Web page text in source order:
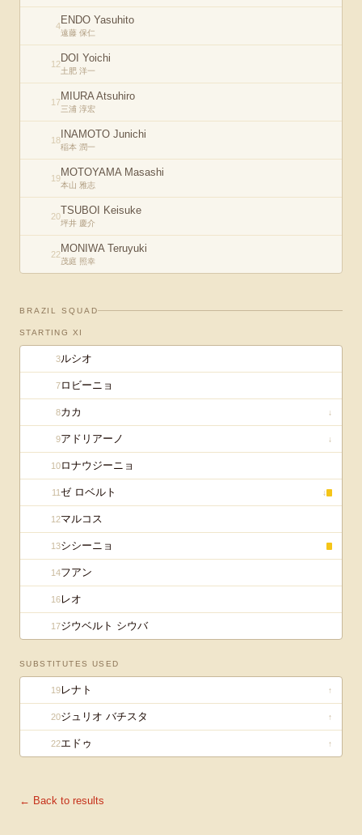
4ENDO Yasuhito
遠藤 保仁
12DOI Yoichi
土肥 洋一
17MIURA Atsuhiro
三浦 淳宏
18 INAMOTO Junichi
稲本 潤一
19MOTOYAMA Masashi
本山 雅志
20TSUBOI Keisuke
坪井 慶介
22MONIWA Teruyuki
茂庭 照幸
BRAZIL SQUAD
STARTING XI
3ルシオ
7ロビーニョ
8カカ ↓
9アドリアーノ ↓
10ロナウジーニョ
11ゼ ロベルト ↓
12マルコス
13シシーニョ
14フアン
16レオ
17ジウベルト シウバ
SUBSTITUTES USED
19レナト ↑
20ジュリオ バチスタ ↑
22エドゥ ↑
← Back to results